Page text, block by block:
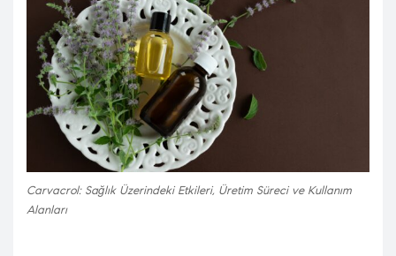
Carvacrol: Sağlık Üzerindeki Etkileri, Üretim Süreci ve Kullanım
Alanları